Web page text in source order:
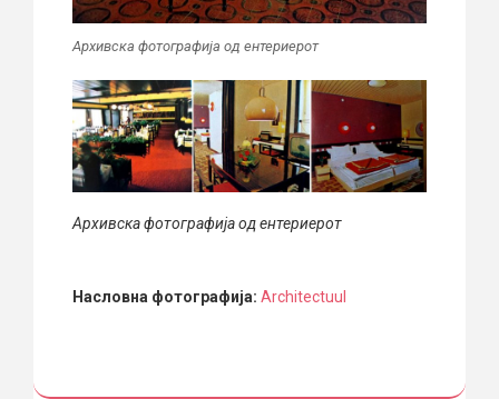
Архивска фотографија од ентериерот
Архивска фотографија од ентериерот
Насловна фотографија: Аrchitectuul